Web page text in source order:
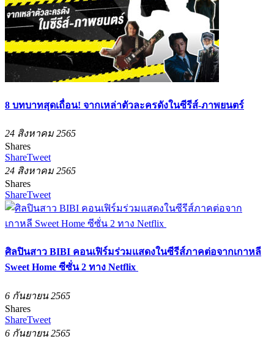
8 บทบาทสุดเถื่อน! จากเหล่าตัวละครดังในซีรีส์-ภาพยนตร์
24 สิงหาคม 2565
Shares
ShareTweet
24 สิงหาคม 2565
Shares
ShareTweet
ศิลปินสาว BIBI คอนเฟิร์มร่วมแสดงในซีรีส์ภาคต่อจากเกาหลี
Sweet Home ซีซั่น 2 ทาง Netflix
6 กันยายน 2565
Shares
ShareTweet
6 กันยายน 2565